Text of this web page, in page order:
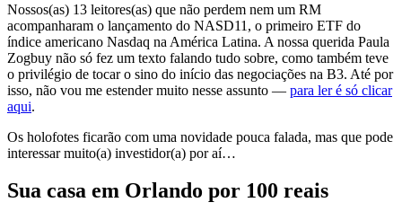
Nossos(as) 13 leitores(as) que não perdem nem um RM
acompanharam o lançamento do NASD11, o primeiro ETF do
índice americano Nasdaq na América Latina. A nossa querida Paula
Zogbuy não só fez um texto falando tudo sobre, como também teve
o privilégio de tocar o sino do início das negociações na B3. Até por
isso, não vou me estender muito nesse assunto — para ler é só clicar
aqui.
Os holofotes ficarão com uma novidade pouca falada, mas que pode
interessar muito(a) investidor(a) por aí…
Sua casa em Orlando por 100 reais